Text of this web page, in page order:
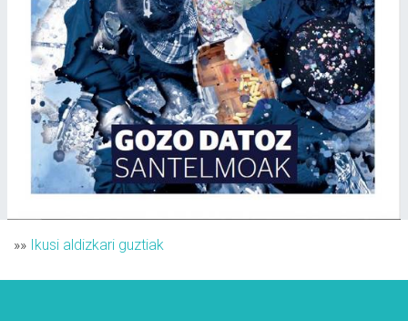
»» Ikusi aldizkari guztiak